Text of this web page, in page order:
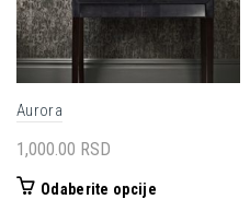
Aurora
1,000.00 RSD
Odaberite opcijeOvaj